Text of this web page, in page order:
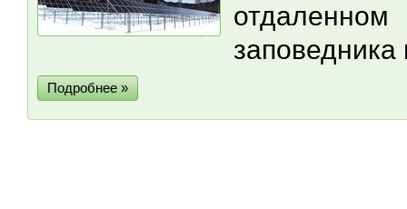
Подробнее »